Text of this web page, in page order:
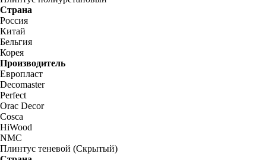
Страна
Россия
Китай
Бельгия
Корея
Производитель
Европласт
Decomaster
Perfect
Orac Decor
Cosca
HiWood
NMC
Плинтус теневой (Скрытый)